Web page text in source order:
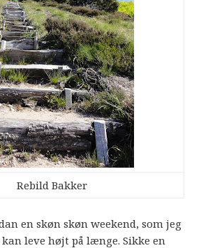
Rebild Bakker
en skøn skøn weekend, som jeg
leve højt på længe. Sikke en